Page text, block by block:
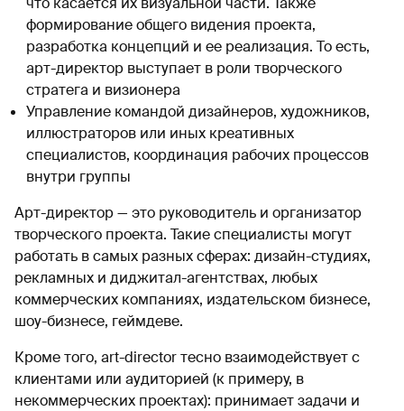
формирование общего видения проекта,
разработка концепций и ее реализация. То есть,
арт-директор выступает в роли творческого
стратега и визионера
Управление командой дизайнеров, художников,
иллюстраторов или иных креативных
специалистов, координация рабочих процессов
внутри группы
Арт-директор — это руководитель и организатор
творческого проекта. Такие специалисты могут
работать в самых разных сферах: дизайн-студиях,
рекламных и диджитал-агентствах, любых
коммерческих компаниях, издательском бизнесе,
шоу-бизнесе, геймдеве.
Кроме того, art-director тесно взаимодействует с
клиентами или аудиторией (к примеру, в
некоммерческих проектах): принимает задачи и